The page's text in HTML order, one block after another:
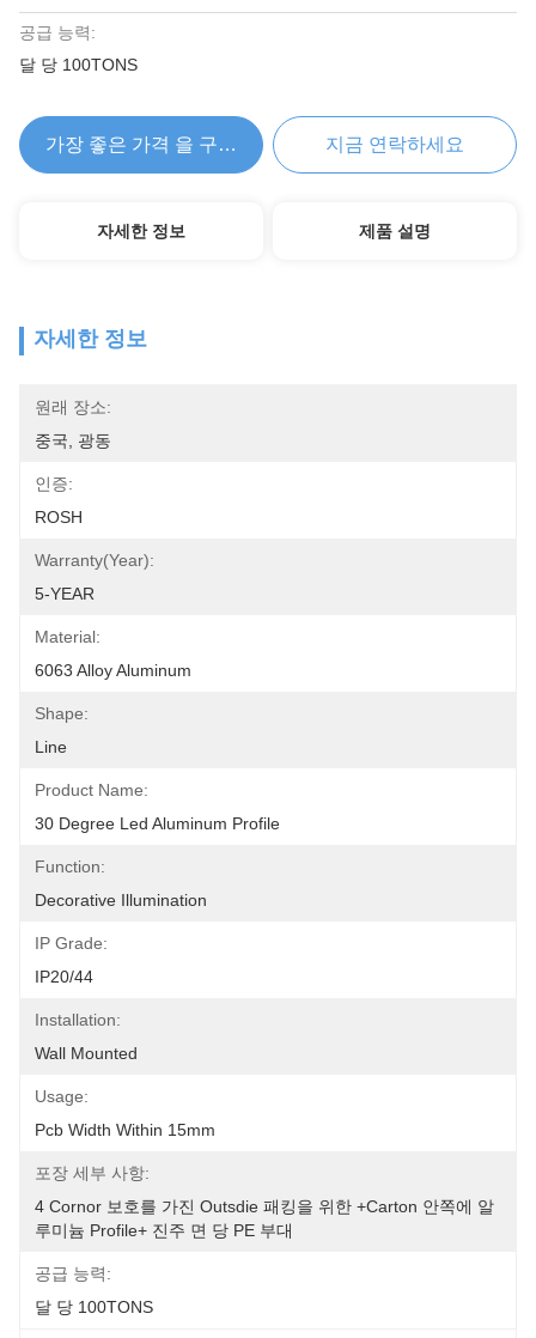
공급 능력:
달 당 100TONS
가장 좋은 가격 을 구하라 지금 연락하세요
자세한 정보 제품 설명
자세한 정보
원래 장소:
중국, 광동
인증:
ROSH
Warranty(Year):
5-YEAR
Material:
6063 Alloy Aluminum
Shape:
Line
Product Name:
30 Degree Led Aluminum Profile
Function:
Decorative Illumination
IP Grade:
IP20/44
Installation:
Wall Mounted
Usage:
Pcb Width Within 15mm
포장 세부 사항:
4 Cornor 보호를 가진 Outsdie 패킹을 위한 +carton 안쪽에 알
루미늄 Profile+ 진주 면 당 PE 부대
공급 능력:
달 당 100TONS